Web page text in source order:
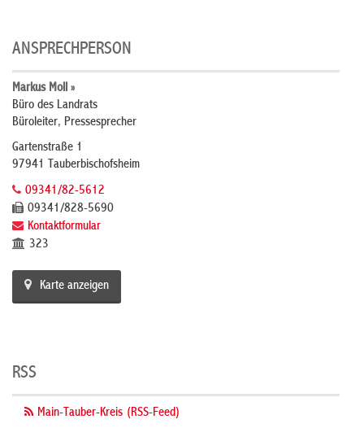
ANSPRECHPERSON
Markus Moll »
Büro des Landrats
Büroleiter, Pressesprecher
Gartenstraße 1
97941 Tauberbischofsheim
09341/82-5612
09341/828-5690
Kontaktformular
323
Karte anzeigen
RSS
Main-Tauber-Kreis (RSS-Feed)